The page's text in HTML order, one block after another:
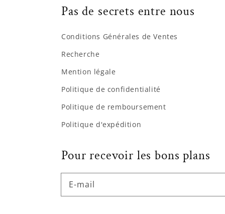
Pas de secrets entre nous
Conditions Générales de Ventes
Recherche
Mention légale
Politique de confidentialité
Politique de remboursement
Politique d'expédition
Pour recevoir les bons plans
E-mail